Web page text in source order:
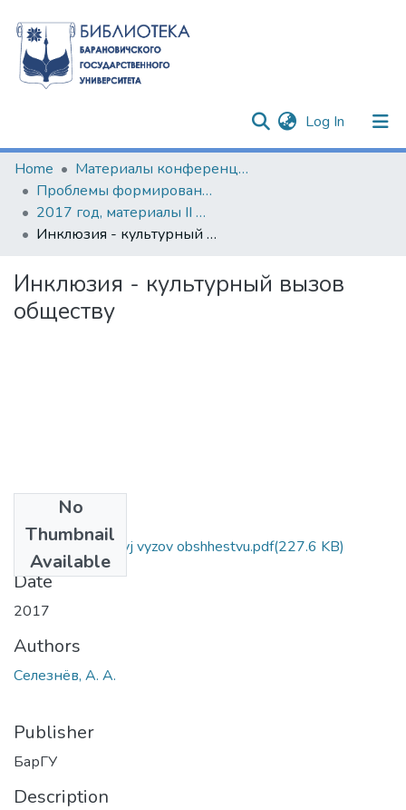
Log In (current)
Communities & Collections
All of DSpace
Statistics
Home
Материалы конференций и семинаров
Проблемы формирования инклюзивной компетентности специалистов педагогических специальностей
2017 год, материалы II Международной научно-практической конференции
Инклюзия - культурный вызов обществу
Инклюзия - культурный вызов
обществу
No
Thumbnail
Available
Inkljuzija - kulturnyj vyzov obshhestvu.pdf(227.6 KB)
Date
2017
Authors
Селезнёв, А. А.
Publisher
БарГУ
Description